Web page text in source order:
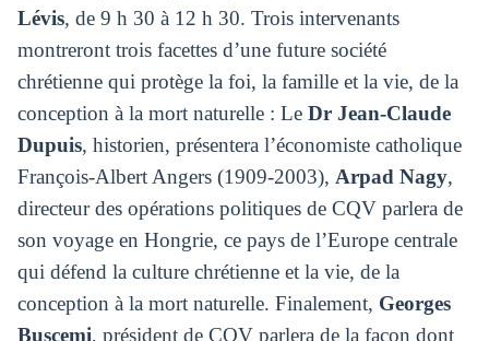
Lévis, de 9 h 30 à 12 h 30. Trois intervenants
montreront trois facettes d’une future société
chrétienne qui protège la foi, la famille et la vie, de la
conception à la mort naturelle : Le Dr Jean-Claude
Dupuis, historien, présentera l’économiste catholique
François-Albert Angers (1909-2003), Arpad Nagy,
directeur des opérations politiques de CQV parlera de
son voyage en Hongrie, ce pays de l’Europe centrale
qui défend la culture chrétienne et la vie, de la
conception à la mort naturelle. Finalement, Georges
Buscemi, président de CQV parlera de la façon dont